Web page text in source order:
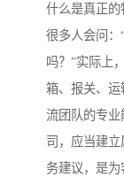
什么是真正的
很多人会问：
吗？”实际上
箱、报关、
流团队的专
司，应当建
务建议，是